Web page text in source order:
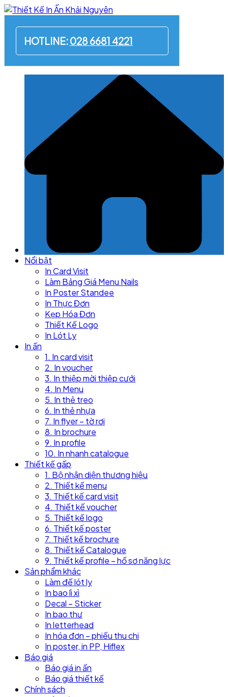
Skip
content
HOTLINE:028 6681 4221
Nổi bật
In Card Visit
Làm Bảng Giá Menu Nails
In Poster Standee
In Thực Đơn
Kẹp Hóa Đơn
Thiết Kế Logo
In Lót Ly
In ấn
1. In card visit
2. In voucher
3. In thiệp mời thiệp cưới
4. In Menu
5. In thẻ treo
6. In thẻ nhựa
7. In flyer – tờ rơi
8. In brochure
9. In profile
10. In nhanh catalogue
Thiết kế gấp
1. Bộ nhận diện thương hiệu
2. Thiết kế menu
3. Thiết kế card visit
4. Thiết kế voucher
5. Thiết kế logo
6. Thiết kế poster
7. Thiết kế brochure
8. Thiết kế Catalogue
9. Thiết kế profile – hồ sơ năng lực
Sản phẩm khác
Làm đế lót ly
In bao lì xì
Decal – Sticker
In bao thư
In letterhead
In hóa đơn – phiếu thu chi
In poster, in PP, Hiflex
Báo giá
Báo giá in ấn
Báo giá thiết kế
Chính sách